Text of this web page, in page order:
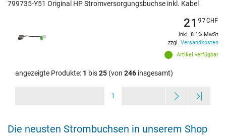
799735-Y51 Original HP Stromversorgungsbuchse inkl. Kabel
Artikel verfügbar
21 97CHF
inkl. 8.1% MwSt
zzgl. Versandkosten
angezeigte Produkte: 1 bis25 (von 246 insgesamt)
1
Die neusten Strombuchsen in unserem Shop